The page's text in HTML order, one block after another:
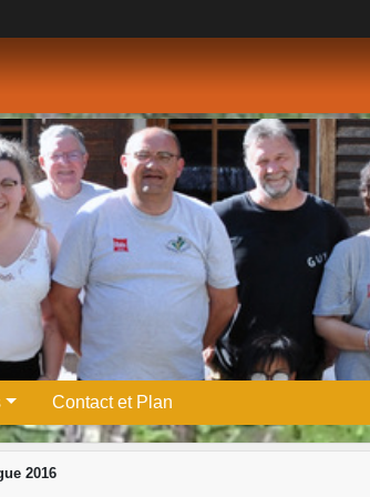
Contact et Plan
2016